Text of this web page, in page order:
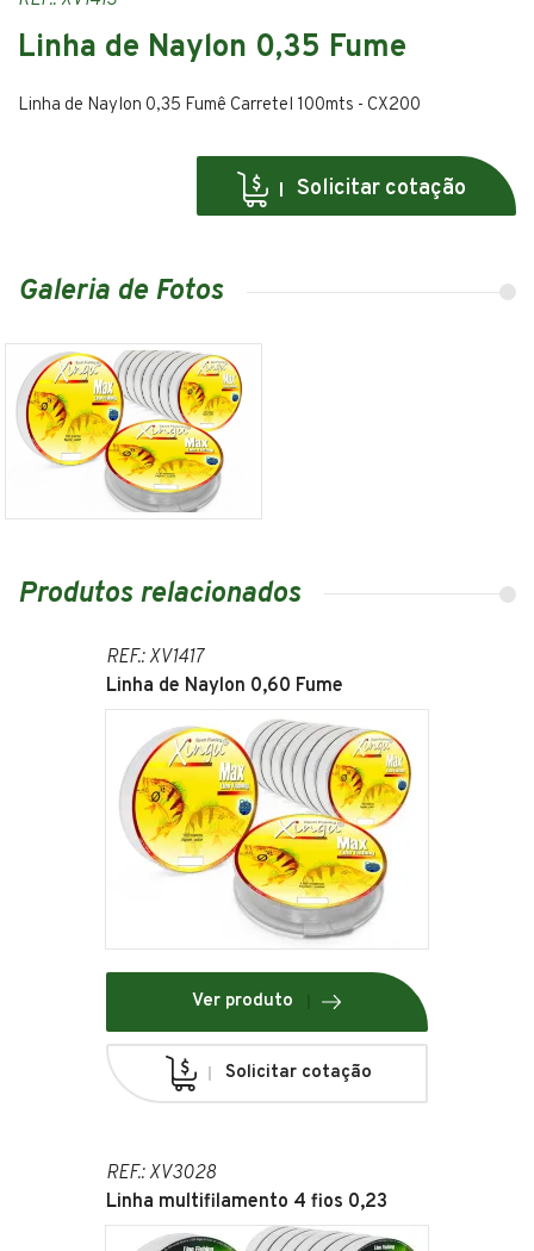
Linha de Naylon 0,35 Fume
Linha de Naylon 0,35 Fumê Carretel 100mts - CX200
Solicitar cotação
Galeria de Fotos
Produtos relacionados
REF.: XV1417
Linha de Naylon 0,60 Fume
Ver produto
Solicitar cotação
REF.: XV3028
Linha multifilamento 4 fios 0,23